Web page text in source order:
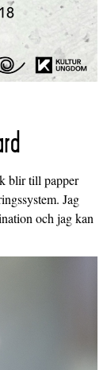
blir till papper
Jag
och jag kan